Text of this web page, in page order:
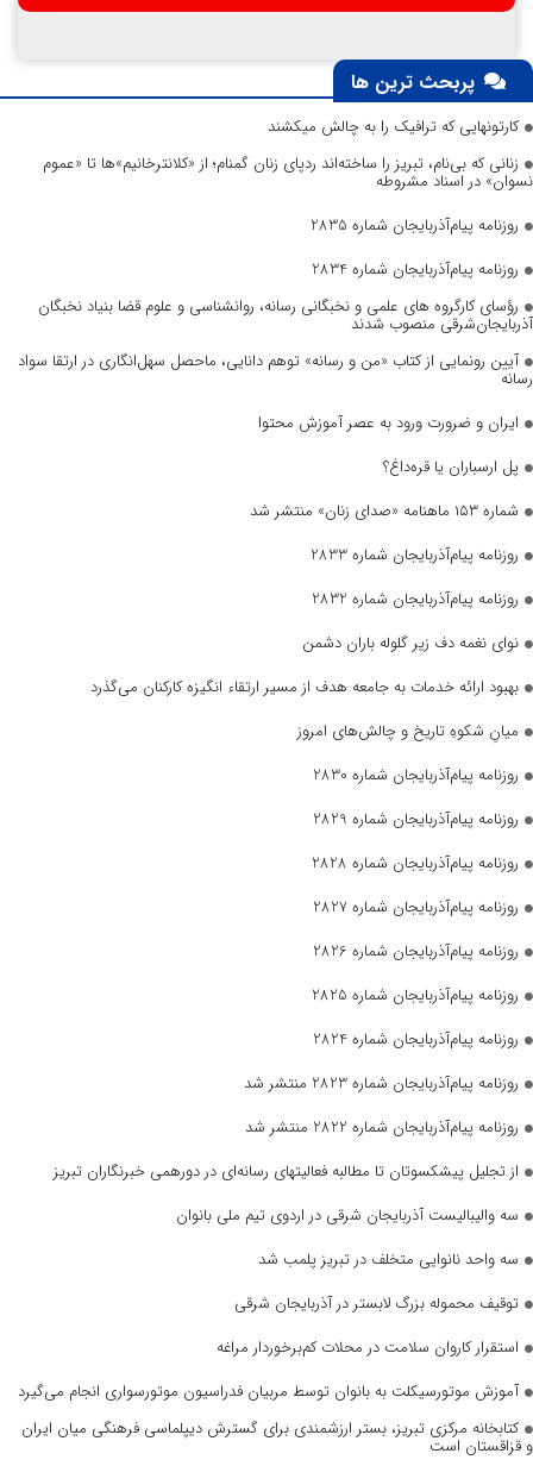
پربحث ترین ها
کارتونهایی که ترافیک را به چالش میکشند
زنانی که بی‌نام، تبریز را ساخته‌اند ردپای زنان گمنام؛ از «کلانترخانیم»ها تا «عموم
نسوان» در اسناد مشروطه
روزنامه پیام‌آذربایجان شماره 2835
روزنامه پیام‌آذربایجان شماره 2834
رؤسای کارگروه های علمی و نخبگانی رسانه، روانشناسی و علوم قضا بنیاد نخبگان
آذربایجان‌شرقی منصوب شدند
آیین رونمایی از کتاب «من و رسانه» توهم دانایی، ماحصل سهل‌انگاری در ارتقا سواد
رسانه
ایران و ضرورت ورود به عصر آموزش محتوا
پل ارسباران یا قره‌داغ؟
شماره ۱۵۳ ماهنامه «صدای زنان» منتشر شد
روزنامه پیام‌آذربایجان شماره 2833
روزنامه پیام‌آذربایجان شماره 2832
نوای نغمه دف زیر گلوله باران دشمن
بهبود ارائه خدمات به جامعه هدف از مسیر ارتقاء انگیزه کارکنان می‌گذرد
میانِ شکوهِ تاریخ و چالش‌های امروز
روزنامه پیام‌آذربایجان شماره 2830
روزنامه پیام‌آذربایجان شماره 2829
روزنامه پیام‌آذربایجان شماره 2828
روزنامه پیام‌آذربایجان شماره 2827
روزنامه پیام‌آذربایجان شماره 2826
روزنامه پیام‌آذربایجان شماره 2825
روزنامه پیام‌آذربایجان شماره 2824
روزنامه پیام‌آذربایجان شماره 2823 منتشر شد
روزنامه پیام‌آذربایجان شماره 2822 منتشر شد
از تجلیل پیشکسوتان تا مطالبه فعالیتهای رسانه‌ای در دورهمی خبرنگاران تبریز
سه والیبالیست آذربایجان‌ شرقی در اردوی تیم ملی بانوان
سه واحد نانوایی متخلف در تبریز پلمب شد
توقیف محموله بزرگ لابستر در آذربایجان شرقی
استقرار کاروان سلامت در محلات کم‌برخوردار مراغه
آموزش موتورسیکلت به بانوان توسط مربیان فدراسیون موتورسواری انجام می‌گیرد
کتابخانه مرکزی تبریز، بستر ارزشمندی برای گسترش دیپلماسی فرهنگی میان ایران
و قزاقستان است